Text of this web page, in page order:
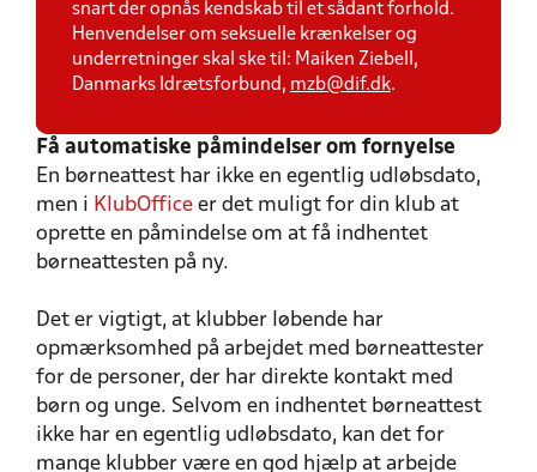
snart der opnås kendskab til et sådant forhold.
Henvendelser om seksuelle krænkelser og
underretninger skal ske til: Maiken Ziebell,
Danmarks Idrætsforbund, mzb@dif.dk.
Få automatiske påmindelser om fornyelse
En børneattest har ikke en egentlig udløbsdato,
men i KlubOffice er det muligt for din klub at
oprette en påmindelse om at få indhentet
børneattesten på ny.
Det er vigtigt, at klubber løbende har
opmærksomhed på arbejdet med børneattester
for de personer, der har direkte kontakt med
børn og unge. Selvom en indhentet børneattest
ikke har en egentlig udløbsdato, kan det for
mange klubber være en god hjælp at arbejde